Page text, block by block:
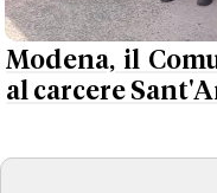
Modena, il
al carcere